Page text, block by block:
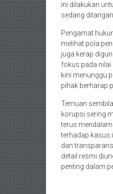
ini dilakukan
sedang
Pengamat
melihat pola
juga kerap
fokus pada nilai
kini menunggu
pihak berharap
Temuan
korupsi sering
terus
terhadap kasus
dan
detail resmi
penting dalam